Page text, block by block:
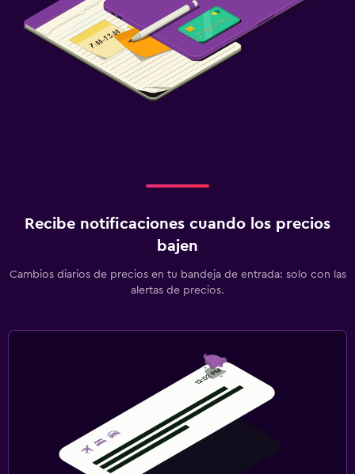
Recibe notificaciones cuando los precios
bajen
Cambios diarios de precios en tu bandeja de entrada: solo con las
alertas de precios.